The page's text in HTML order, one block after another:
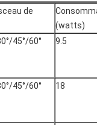
de
(watts)
45°/60° 9.5
45°/60° 18